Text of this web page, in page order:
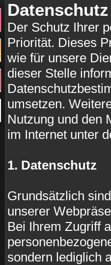
Datenschutz
Der Schutz Ihrer
Priorität. Dieses
wie für unsere
dieser Stelle
umsetzen.
Nutzung und den
im Internet unter
1. Datenschutz
Grundsätzlich
unserer
Bei Ihrem Zugriff
sondern lediglich